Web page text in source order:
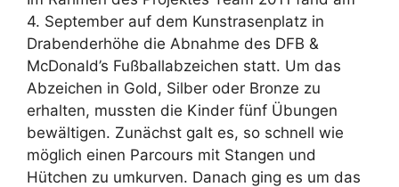
4. September auf dem Kunstrasenplatz in
Drabenderhöhe die Abnahme des DFB &
McDonald’s Fußballabzeichen statt. Um das
Abzeichen in Gold, Silber oder Bronze zu
erhalten, mussten die Kinder fünf Übungen
bewältigen. Zunächst galt es, so schnell wie
möglich einen Parcours mit Stangen und
Hütchen zu umkurven. Danach ging es um das